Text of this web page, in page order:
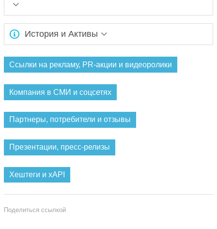
Ожидается заполнение информации...
История и Активы
Ссылки на рекламу, PR-акции и видеоролики
Компания в СМИ и соцсетях
Партнеры, потребители и отзывы
Презентации, пресс-релизы
Хештеги и xAPI
Поделиться ссылкой